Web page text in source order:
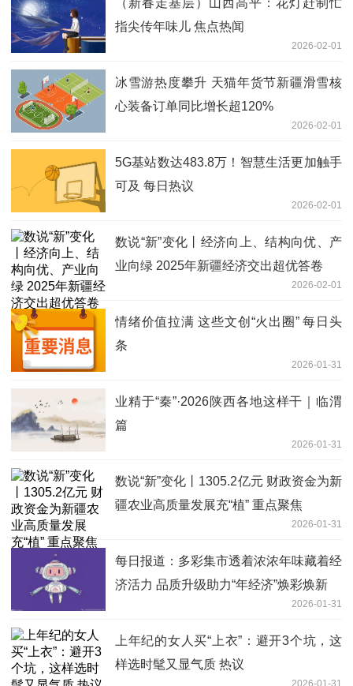
（新春走基层）山西高平：花灯赶制忙
指尖传年味儿 焦点热闻
2026-02-01
冰雪游热度攀升 天猫年货节新疆滑雪核
心装备订单同比增长超120%
2026-02-01
5G基站数达483.8万！智慧生活更加触手
可及 每日热议
2026-02-01
数说“新”变化丨经济向上、结构向优、产
业向绿 2025年新疆经济交出超优答卷
2026-02-01
情绪价值拉满 这些文创“火出圈” 每日头
条
2026-01-31
业精于“秦”·2026陕西各地这样干｜临渭
篇
2026-01-31
数说“新”变化丨1305.2亿元 财政资金为新
疆农业高质量发展充“植” 重点聚焦
2026-01-31
每日报道：多彩集市透着浓浓年味藏着经
济活力 品质升级助力“年经济”焕彩焕新
2026-01-31
上年纪的女人买“上衣”：避开3个坑，这
样选时髦又显气质 热议